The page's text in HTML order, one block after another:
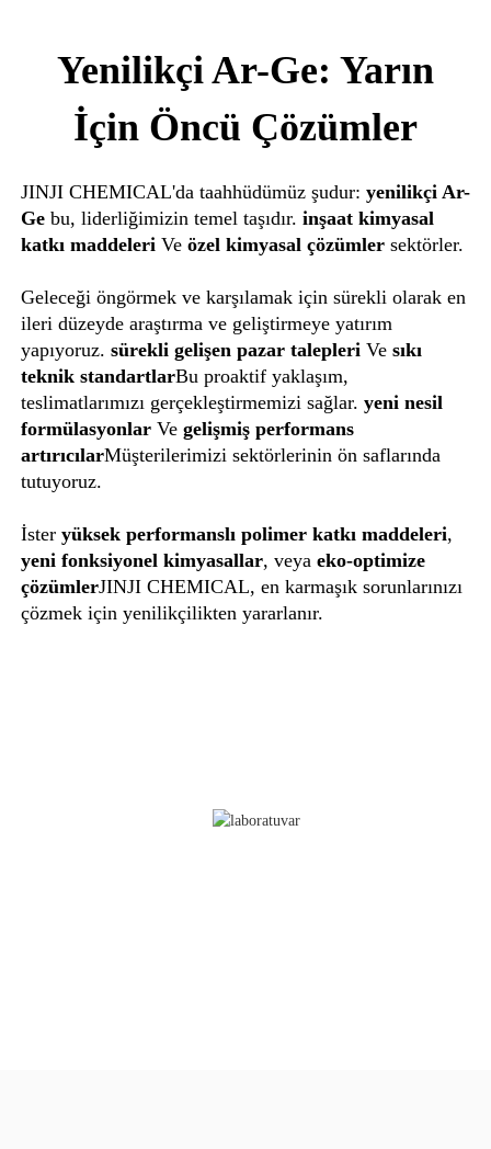
Yenilikçi Ar-Ge: Yarın
İçin Öncü Çözümler
JINJI CHEMICAL'da taahhüdümüz şudur: yenilikçi Ar-
Ge bu, liderliğimizin temel taşıdır. inşaat kimyasal
katkı maddeleri Ve özel kimyasal çözümlersektörler.
Geleceği öngörmek ve karşılamak için sürekli olarak en
ileri düzeyde araştırma ve geliştirmeye yatırım
yapıyoruz. sürekli gelişen pazar talepleri Ve sıkı
teknik standartlarBu proaktif yaklaşım,
teslimatlarımızı gerçekleştirmemizi sağlar. yeni nesil
formülasyonlarVe gelişmiş performans
artırıcılarMüşterilerimizi sektörlerinin ön saflarında
tutuyoruz.
İster yüksek performanslı polimer katkı maddeleri,
yeni fonksiyonel kimyasallar, veya eko-optimize
çözümlerJINJI CHEMICAL, en karmaşık sorunlarınızı
çözmek için yenilikçilikten yararlanır.